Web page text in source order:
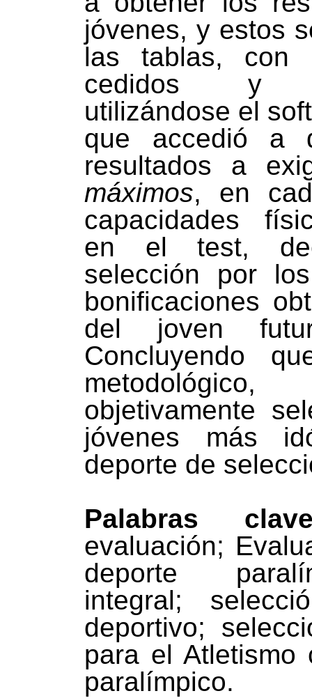
jóvenes, y estos
las tablas, con
cedidos y
utilizándose el
que accedió a
resultados a
máximos, en
capacidades
en el test,
selección por
bonificaciones
del joven
Concluyendo
objetivamente
jóvenes más
deporte de
Palabras
evaluación;
deporte
integral;
deportivo;
para el Atletismo
paralímpico.